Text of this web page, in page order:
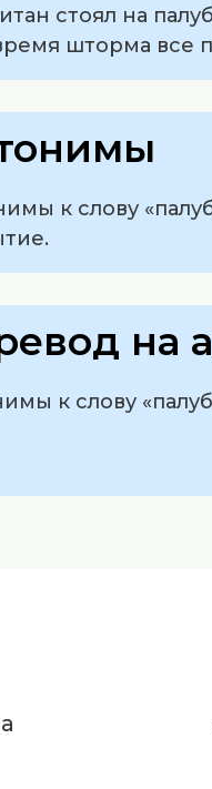
стоял на
шторма все
к слову
на
к слову